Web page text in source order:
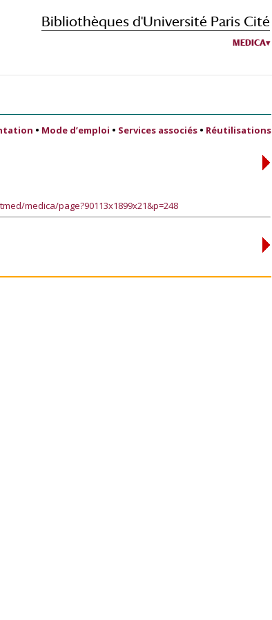
Bibliothèques d'Université Paris Cité
MEDICA
• Mode d’emploi • Services associés • Réutilisations
medica/page?90113x1899x21&p=248